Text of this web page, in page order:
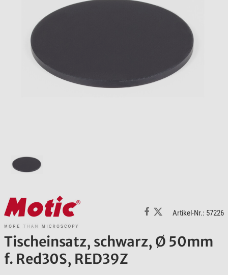
Artikel-Nr.: 57226
Tischeinsatz, schwarz, Ø 50mm
f. Red30S, RED39Z